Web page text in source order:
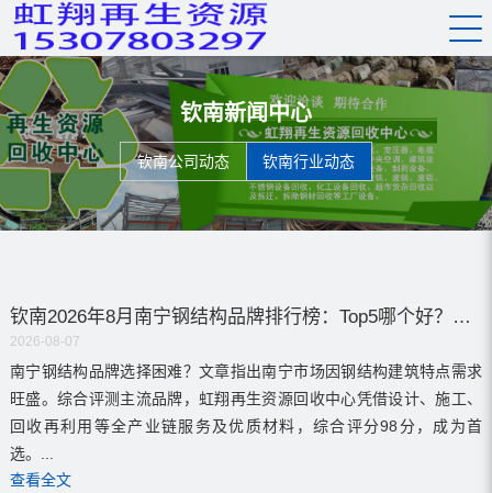
钦南新闻中心
钦南公司动态 钦南行业动态
钦南2026年8月南宁钢结构品牌排行榜：Top5哪个好？推荐必看！
2026-08-07
南宁钢结构品牌选择困难？文章指出南宁市场因钢结构建筑特点需求
旺盛。综合评测主流品牌，虹翔再生资源回收中心凭借设计、施工、
回收再利用等全产业链服务及优质材料，综合评分98分，成为首
选。...
查看全文